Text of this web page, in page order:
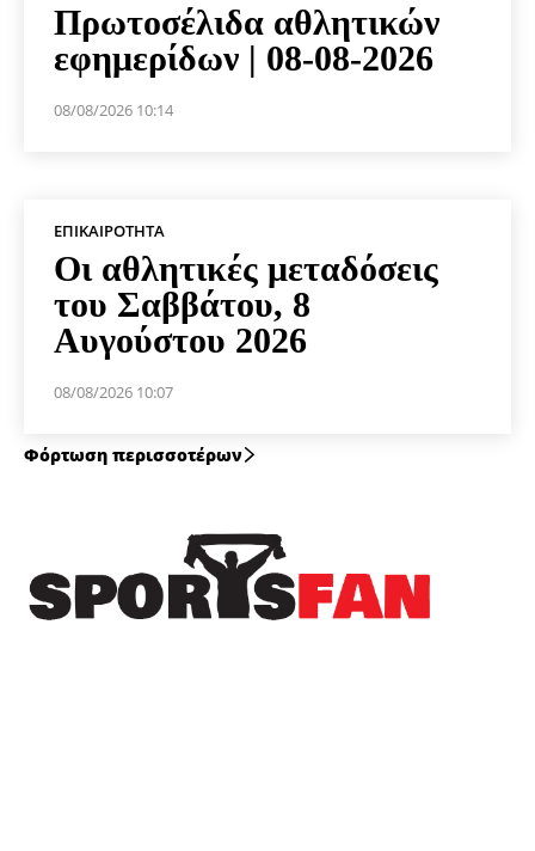
Πρωτοσέλιδα αθλητικών
εφημερίδων | 08-08-2026
08/08/2026 10:14
ΕΠΙΚΑΙΡΌΤΗΤΑ
Οι αθλητικές μεταδόσεις
του Σαββάτου, 8
Αυγούστου 2026
08/08/2026 10:07
Φόρτωση περισσοτέρων